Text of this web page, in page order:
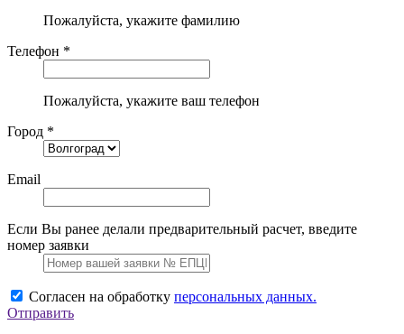
Пожалуйста, укажите фамилию
Телефон *
Пожалуйста, укажите ваш телефон
Город *
Email
Если Вы ранее делали предварительный расчет, введите
номер заявки
Согласен на обработку персональных данных.
Отправить